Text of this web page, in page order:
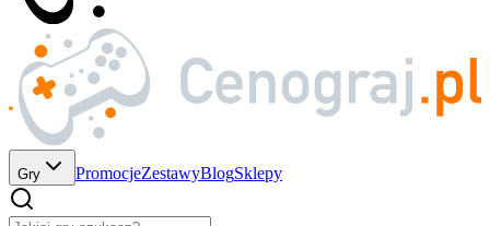
Gry PromocjeZestawyBlogSklepy